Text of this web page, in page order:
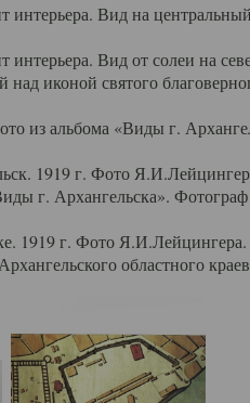
Вид на
Вид от солеи на
иконой святого
из альбома «Виды г.
1919 г. Фото
г. Архангельска».
1919 г. Фото Я.И.Лейцингера.
областного